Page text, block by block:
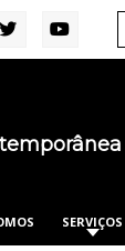
SERVIÇOS